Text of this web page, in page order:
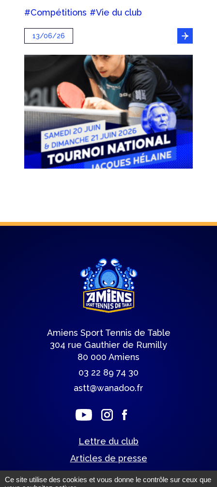
#Compétitions #Vie du club
13/06/26
Amiens Sport Tennis de Table
304 rue Gauthier de Rumilly
80 000 Amiens
03 22 89 74 30
astt@wanadoo.fr
Lettre du club
Articles de presse
Ce site utilise des cookies et vous donne le contrôle sur ceux que